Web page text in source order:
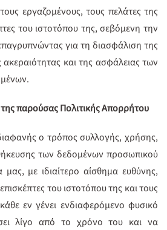
εργαζομένους, τους πελάτες της
του ιστοτόπου της, σεβόμενη την
για τη διασφάλιση της
ακεραιότητας και της ασφάλειας των
παρούσας Πολιτικής Απορρήτου
ο τρόπος συλλογής, χρήσης,
των δεδομένων προσωπικού
με ιδιαίτερο αίσθημα ευθύνης,
του ιστοτόπου της και τους
εν γένει ενδιαφερόμενο φυσικό
λίγο από το χρόνο του και να